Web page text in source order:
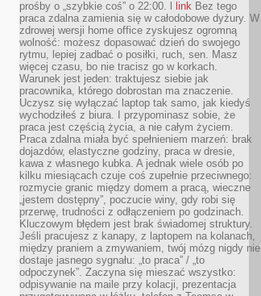
prośby o „szybkie coś” o 22:00. l
link Bez tego
praca zdalna zamienia się w całodobowe dyżury. W
zdrowej wersji home office zyskujesz ogromną
wolność: możesz dopasować dzień do swojego
rytmu, lepiej zadbać o posiłki, ruch, sen. Masz
więcej czasu, bo nie tracisz go w korkach.
Warunek jest jeden: traktujesz siebie jak
pracownika, którego dobrostan ma znaczenie.
Uczysz się wyłączać laptop tak samo, jak kiedyś
wychodziłeś z biura. I przypominasz sobie, że
praca jest częścią życia, a nie całym życiem.
Praca zdalna miała być spełnieniem marzeń: brak
dojazdów, elastyczne godziny, praca w dresie,
kawa z własnego kubka. A jednak wiele osób po
kilku miesiącach czuje coś zupełnie przeciwnego:
rozmycie granic między domem a pracą, wieczne
„jestem dostępny”, poczucie winy, gdy robi się
przerwę, trudności z odłączeniem po godzinach.
Kluczowym błędem jest brak świadomej struktury.
Jeśli pracujesz z kanapy, z laptopem na kolanach,
między praniem a zmywaniem, twój mózg nigdy nie
dostaje jasnego sygnału: „to praca” / „to
odpoczynek”. Zaczyna się mieszać wszystko:
odpisywanie na maile przy kolacji, prezentacja